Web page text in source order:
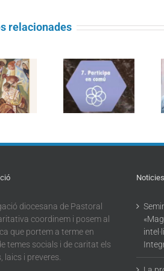
relacionades
Juliol 2021 –
Objectiu
Laudato si’:
Participar en
Setembre 2021
– Objectiu
Laudato si’:
Escoltar el
diocesana de Pastoral
coordinem i posem al
que portem a terme en
temes socials i de caritat els
laics i preveres.